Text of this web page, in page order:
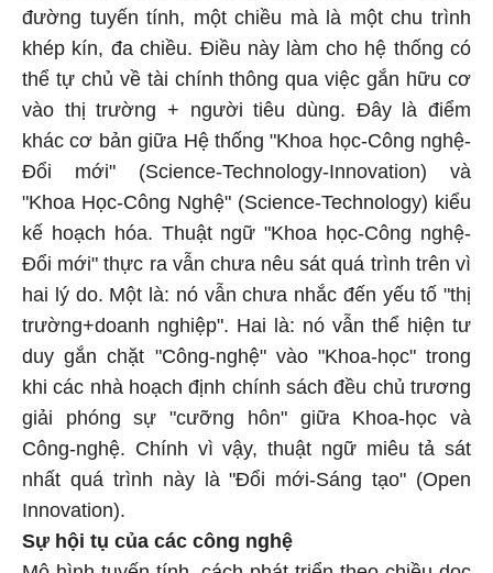
đường tuyến tính, một chiều mà là một chu trình
khép kín, đa chiều. Điều này làm cho hệ thống có
thể tự chủ về tài chính thông qua việc gắn hữu cơ
vào thị trường + người tiêu dùng. Đây là điểm
khác cơ bản giữa Hệ thống "Khoa học-Công nghệ-
Đổi mới" (Science-Technology-Innovation) và
"Khoa Học-Công Nghệ" (Science-Technology) kiểu
kế hoạch hóa. Thuật ngữ "Khoa học-Công nghệ-
Đổi mới" thực ra vẫn chưa nêu sát quá trình trên vì
hai lý do. Một là: nó vẫn chưa nhắc đến yếu tố "thị
trường+doanh nghiệp". Hai là: nó vẫn thể hiện tư
duy gắn chặt "Công-nghệ" vào "Khoa-học" trong
khi các nhà hoạch định chính sách đều chủ trương
giải phóng sự "cưỡng hôn" giữa Khoa-học và
Công-nghệ. Chính vì vậy, thuật ngữ miêu tả sát
nhất quá trình này là "Đổi mới-Sáng tạo" (Open
Innovation).
Sự hội tụ của các công nghệ